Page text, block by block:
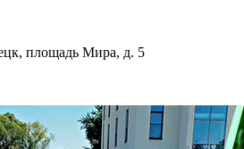
площадь Мира, д. 5